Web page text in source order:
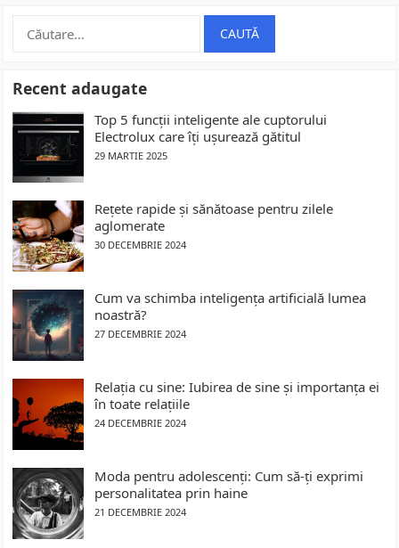
Caută
Recent adaugate
Top 5 funcții inteligente ale cuptorului
Electrolux care îți ușurează gătitul
29 MARTIE 2025
Rețete rapide și sănătoase pentru zilele
aglomerate
30 DECEMBRIE 2024
Cum va schimba inteligența artificială lumea
noastră?
27 DECEMBRIE 2024
Relația cu sine: Iubirea de sine și importanța ei
în toate relațiile
24 DECEMBRIE 2024
Moda pentru adolescenți: Cum să-ți exprimi
personalitatea prin haine
21 DECEMBRIE 2024